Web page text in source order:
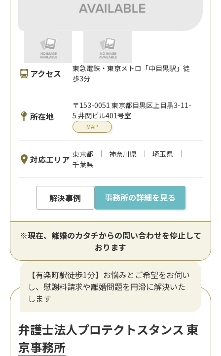
アクセス
東急電鉄・東京メトロ「中目黒駅」徒
歩3分
所在地
〒153-0051 東京都目黒区上目黒3-11-
5 井関ビル401号室
MAP
対応エリア 東京都 神奈川県
埼玉県
千葉県
解決事例 事務所の詳細を見る
※現在、離婚のカタチからの問い合わせを停止して
おります
【有楽町駅徒歩1分】お悩みとご希望をお伺い
し、慰謝料請求や離婚問題を円滑に解決いた
します
弁護士法人プロテクトスタンス 東
京事務所